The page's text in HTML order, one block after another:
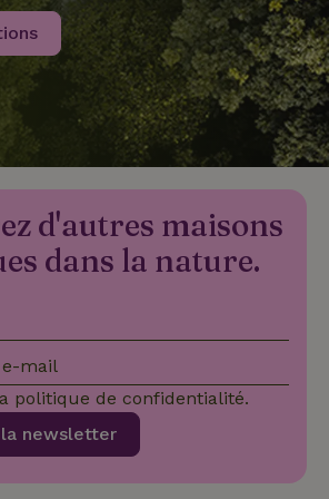
d'autres maisons
dans la nature.
e-mail
la newsletter
politique de confidentialité.
www.maisonnature.fr
www.maisonnature.fr
refund www.maisonnature.fr
www.maisonnature.fr